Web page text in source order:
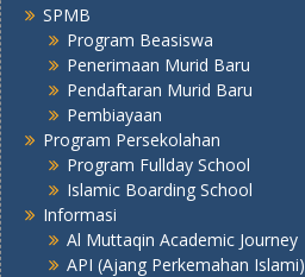
SPMB
Program Beasiswa
Penerimaan Murid Baru
Pendaftaran Murid Baru
Pembiayaan
Program Persekolahan
Program Fullday School
Islamic Boarding School
Informasi
Al Muttaqin Academic Journey
API (Ajang Perkemahan Islami)